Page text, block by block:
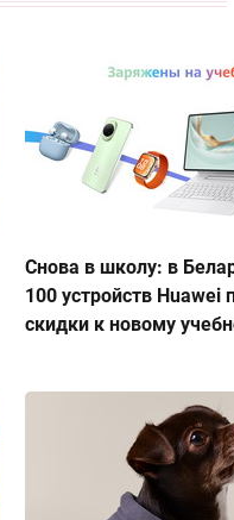
Снова в школу: в
100 устройств Huawei
скидки к новому